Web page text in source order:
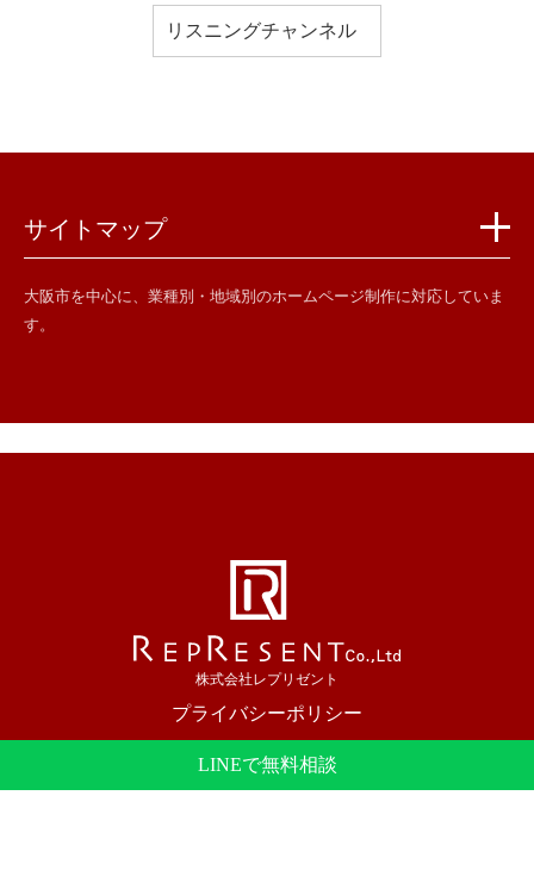
リスニングチャンネル
サイトマップ
大阪市を中心に、業種別・地域別のホームページ制作に対応していま
す。
株式会社レプリゼント
プライバシーポリシー
LINEで無料相談